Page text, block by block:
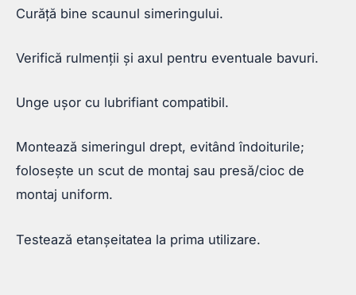
Curăță bine scaunul simeringului.
Verifică rulmenții și axul pentru eventuale bavuri.
Unge ușor cu lubrifiant compatibil.
Montează simeringul drept, evitând îndoiturile;
folosește un scut de montaj sau presă/cioc de
montaj uniform.
Testează etanșeitatea la prima utilizare.